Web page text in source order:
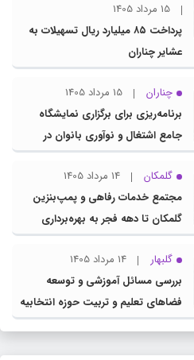
15 مرداد 1405
پرداخت ۸۵ میلیارد ریال تسهیلات به
عشایر چناران
چناران
15 مرداد 1405
برنامه‌ریزی برای برگزاری نمایشگاه
جامع اشتغال و نوآوری بانوان در
چناران
گلمکان
14 مرداد 1405
مجتمع خدمات رفاهی و پمپ‌بنزین
گلمکان تا دهه فجر به بهره‌برداری
می‌رسد
گلبهار
14 مرداد 1405
بررسی مسائل آموزشی و توسعه
فضاهای تعلیم و تربیت حوزه انتخابیه
در نشست مشترک عضو کمیسیون